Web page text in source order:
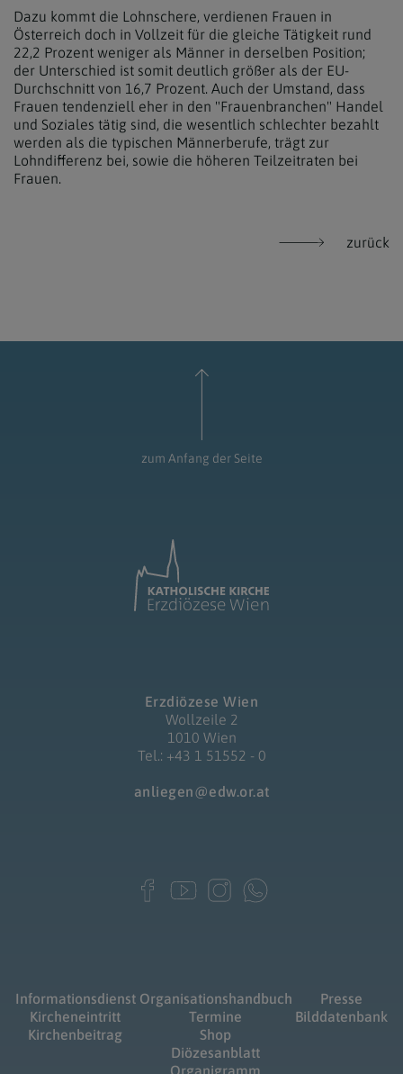
Dazu kommt die Lohnschere, verdienen Frauen in
Österreich doch in Vollzeit für die gleiche Tätigkeit rund
22,2 Prozent weniger als Männer in derselben Position;
der Unterschied ist somit deutlich größer als der EU-
Durchschnitt von 16,7 Prozent. Auch der Umstand, dass
Frauen tendenziell eher in den "Frauenbranchen" Handel
und Soziales tätig sind, die wesentlich schlechter bezahlt
werden als die typischen Männerberufe, trägt zur
Lohndifferenz bei, sowie die höheren Teilzeitraten bei
Frauen.
zurück
zum Anfang der Seite
Erzdiözese Wien
Wollzeile 2
1010 Wien
Tel.: +43 1 51552 - 0
anliegen@edw.or.at
Informationsdienst
Kircheneintritt
Kirchenbeitrag
Organisationshandbuch
Termine
Shop
Diözesanblatt
Organigramm
Presse
Bilddatenbank